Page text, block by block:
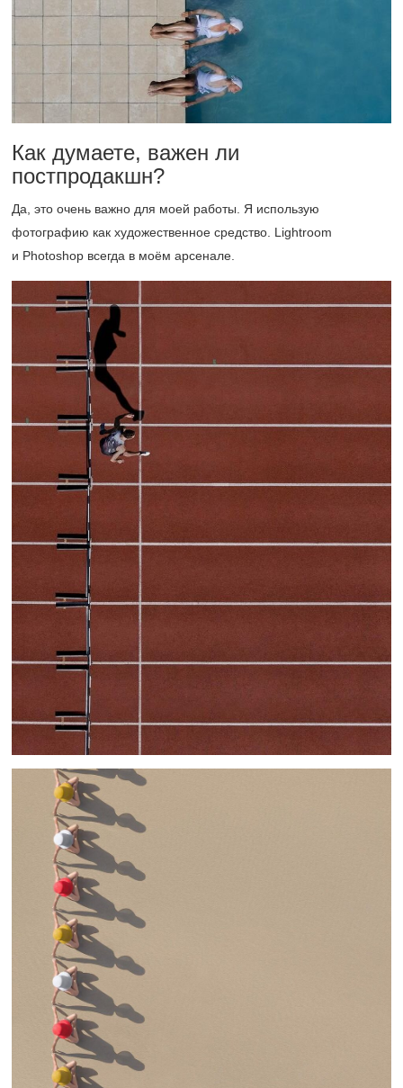
Как думаете, важен ли
постпродакшн?
Да, это очень важно для моей работы. Я использую
фотографию как художественное средство. Lightroom
и Photoshop всегда в моём арсенале.